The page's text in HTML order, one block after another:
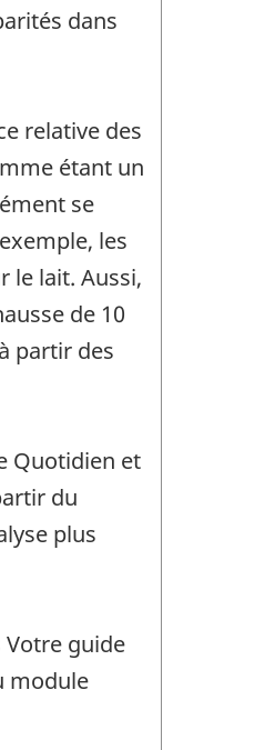
dans
relative des
étant un
se
les
le lait. Aussi,
de 10
partir des
Quotidien et
du
plus
guide
module